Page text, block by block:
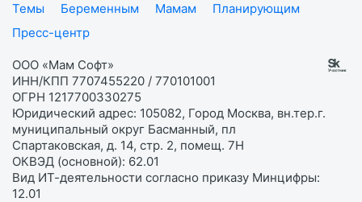
Темы
Беременным Мамам
Планирующим
Пресс-центр
ООО «Мам Софт»
ИНН/КПП 7707455220 / 770101001
ОГРН 1217700330275
Юридический адрес: 105082, Город Москва, вн.тер.г.
муниципальный округ Басманный, пл
Спартаковская, д. 14, стр. 2, помещ. 7Н
ОКВЭД (основной): 62.01
Вид ИТ-деятельности согласно приказу Минцифры:
12.01